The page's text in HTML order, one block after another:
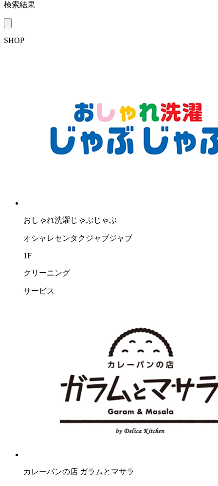
検索結果
SHOP
おしゃれ洗濯じゃぶじゃぶ
オシャレセンタクジャブジャブ
1F
クリーニング
サービス
カレーパンの店 ガラムとマサラ